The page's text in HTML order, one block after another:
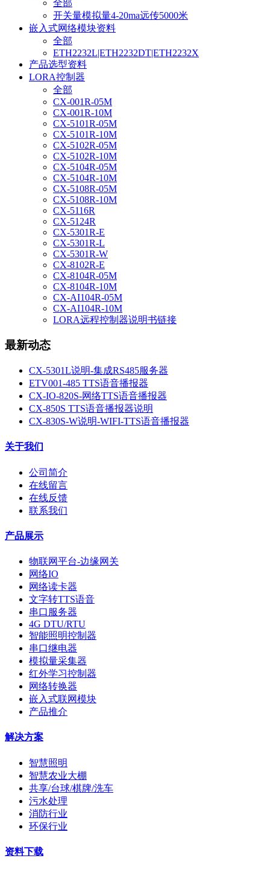
全部
开关量模拟量4-20ma远传5000米
嵌入式网络模块资料
全部
ETH2232L|ETH2232DT|ETH2232X
产品选型资料
LORA控制器
全部
CX-001R-05M
CX-001R-10M
CX-5101R-05M
CX-5101R-10M
CX-5102R-05M
CX-5102R-10M
CX-5104R-05M
CX-5104R-10M
CX-5108R-05M
CX-5108R-10M
CX-5116R
CX-5124R
CX-5301R-E
CX-5301R-L
CX-5301R-W
CX-8102R-E
CX-8104R-05M
CX-8104R-10M
CX-AI104R-05M
CX-AI104R-10M
LORA远程控制器说明书链接
最新动态
CX-5301L说明-集成RS485服务器
ETV001-485 TTS语音播报器
CX-IO-820S-网络TTS语音播报器
CX-850S TTS语音播报器说明
CX-830S-W说明-WIFI-TTS语音播报器
关于我们
公司简介
在线留言
在线反馈
联系我们
产品展示
物联网平台-边缘网关
网络IO
网络读卡器
文字转TTS语音
串口服务器
4G DTU/RTU
智能照明控制器
串口继电器
模拟量采集器
红外学习控制器
网络转换器
嵌入式联网模块
产品推介
解决方案
智慧照明
智慧农业大棚
共享/台球/棋牌/洗车
污水处理
消防行业
环保行业
资料下载